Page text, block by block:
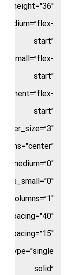
start”
start”
start”
columns=”1″
solid”